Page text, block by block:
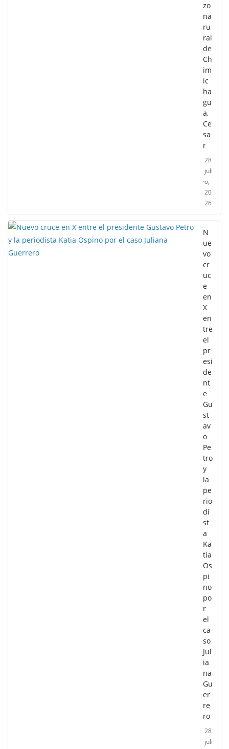
zo
na
ru
ral
de
Ch
im
ic
ha
gu
a,
Ce
sa
r
28
juli
o,
20
26
N
ue
vo
cr
uc
e
en
X
en
tre
el
pr
esi
de
nt
e
Gu
st
av
o
Pe
tro
y
la
pe
rio
di
st
a
Ka
tia
Os
pi
no
po
r
el
ca
so
Jul
ia
na
Gu
er
re
ro
28
juli